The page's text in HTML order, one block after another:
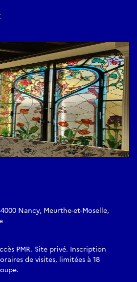
Nancy, Meurthe-et-Moselle,
PMR. Site privé. Inscription
de visites, limitées à 18